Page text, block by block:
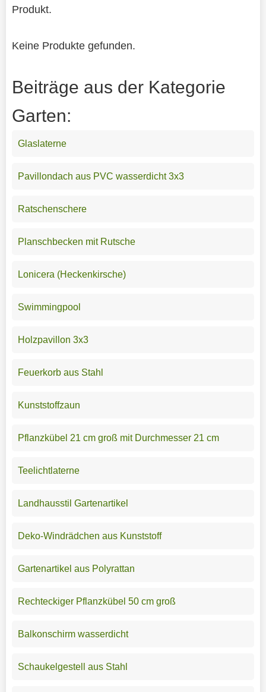
Produkt.
Keine Produkte gefunden.
Beiträge aus der Kategorie
Garten:
Glaslaterne
Pavillondach aus PVC wasserdicht 3x3
Ratschenschere
Planschbecken mit Rutsche
Lonicera (Heckenkirsche)
Swimmingpool
Holzpavillon 3x3
Feuerkorb aus Stahl
Kunststoffzaun
Pflanzkübel 21 cm groß mit Durchmesser 21 cm
Teelichtlaterne
Landhausstil Gartenartikel
Deko-Windrädchen aus Kunststoff
Gartenartikel aus Polyrattan
Rechteckiger Pflanzkübel 50 cm groß
Balkonschirm wasserdicht
Schaukelgestell aus Stahl